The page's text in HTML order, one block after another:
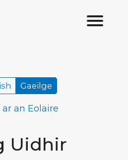
Uidhir
Gaeilge
ar an Eolaire